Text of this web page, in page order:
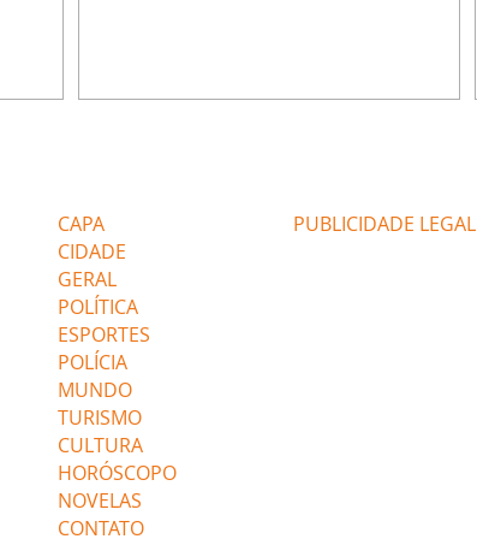
co
estão escondidos e montam um plano para
que ele se ent
CAPA
CIDADE
GERAL
POLÍTICA
ESPORTES
POLÍCIA
MUNDO
TURISMO
CULTURA
HORÓSCOPO
NOVELAS
CONTATO
PUBLICIDADE LEGAL